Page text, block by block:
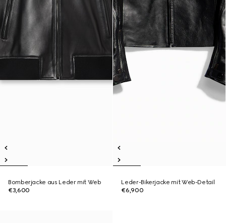
Bomberjacke aus Leder mit Web
€3,600
Leder-Bikerjacke mit Web-Detail
€6,900